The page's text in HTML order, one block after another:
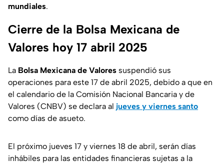
mundiales.
Cierre de la Bolsa Mexicana de
Valores hoy 17 abril 2025
La Bolsa Mexicana de Valores suspendió sus
operaciones para este 17 de abril 2025, debido a que en
el calendario de la Comisión Nacional Bancaria y de
Valores (CNBV) se declara al jueves y viernes santo
como días de asueto.
El próximo jueves 17 y viernes 18 de abril, serán días
inhábiles para las entidades financieras sujetas a la